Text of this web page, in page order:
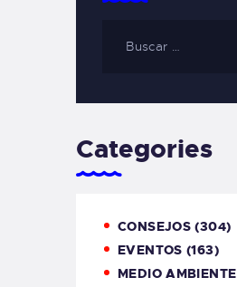
Categories
CONSEJOS (304)
EVENTOS (163)
MEDIO AMBIENTE